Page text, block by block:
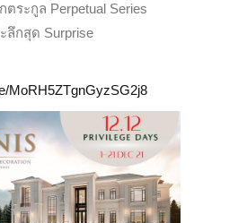
ระกูล Perpetual Series
ลึกสุด Surprise
MoRH5ZTgnGyzSG2j8